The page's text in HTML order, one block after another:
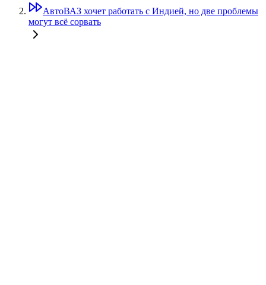
АвтоВАЗ хочет работать с Индией, но две проблемы
могут всё сорвать